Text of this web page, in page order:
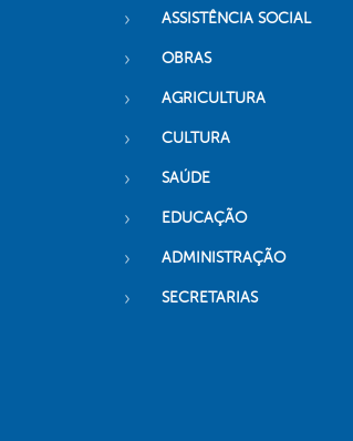
ASSISTÊNCIA SOCIAL
OBRAS
AGRICULTURA
CULTURA
SAÚDE
EDUCAÇÃO
ADMINISTRAÇÃO
SECRETARIAS